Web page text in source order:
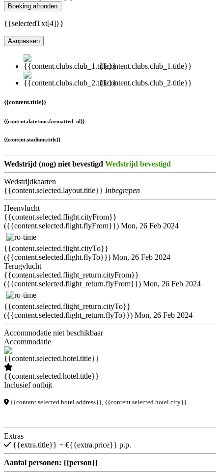
Boeking afronden
{{selectedTxt[4]}}
Aanpassen
{{content.clubs.club_1.title}}
{{content.clubs.club_2.title}}
{{content.title}}
{{content.datetime.formatted_nl}}
{{content.stadium.title}}
Wedstrijd (nog) niet bevestigd Wedstrijd bevestigd
Wedstrijdkaarten
{{content.selected.layout.title}} Inbegrepen
Heenvlucht
{{content.selected.flight.cityFrom}}
({{content.selected.flight.flyFrom}}) Mon, 26 Feb 2024
{{content.selected.flight.cityTo}}
({{content.selected.flight.flyTo}}) Mon, 26 Feb 2024
Terugvlucht
{{content.selected.flight_return.cityFrom}}
({{content.selected.flight_return.flyFrom}}) Mon, 26 Feb 2024
{{content.selected.flight_return.cityTo}}
({{content.selected.flight_return.flyTo}}) Mon, 26 Feb 2024
Accommodatie niet beschikbaar
Accommodatie
{{content.selected.hotel.title}}
Inclusief ontbijt
{{content.selected.hotel.address}}, {{content.selected.hotel.city}}
Extras
{{extra.title}} + €{{extra.price}} p.p.
Aantal personen: {{person}}